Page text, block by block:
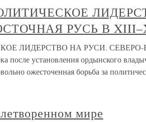
РУСЬ В
ЛИДЕРСТВО НА РУСИ.
установления ордынского
ожесточенная борьба за
мире